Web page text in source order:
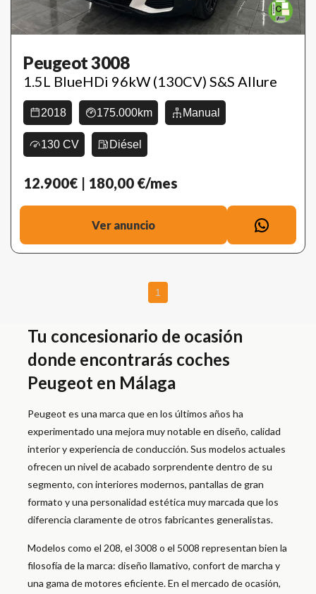
Peugeot 3008
1.5L BlueHDi 96kW (130CV) S&S Allure
2018 175.000km Manual
130 CV Diésel
12.900€ | 180,00 €/mes
Ver anuncio
1
Tu concesionario de ocasión
donde encontrarás coches
Peugeot en Málaga
Peugeot es una marca que en los últimos años ha
experimentado una mejora muy notable en diseño, calidad
interior y experiencia de conducción. Sus modelos actuales
ofrecen un nivel de acabado sorprendente dentro de su
segmento, con interiores modernos, pantallas de gran
formato y una personalidad estética muy marcada que los
diferencia claramente de otros fabricantes generalistas.
Modelos como el 208, el 3008 o el 5008 representan bien la
filosofía de la marca: diseño llamativo, confort de marcha y
una gama de motores eficiente. En el mercado de ocasión,